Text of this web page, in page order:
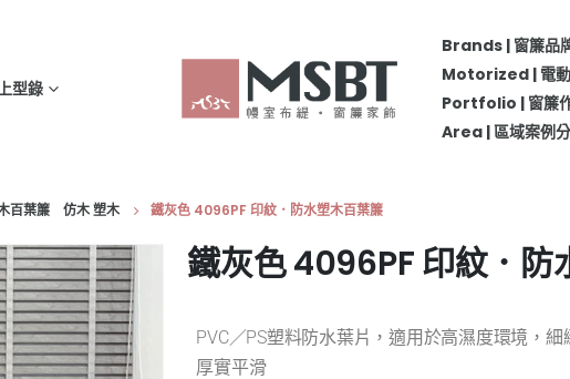
型錄
Brands | 窗簾品
Motorized | 電
Portfolio | 窗簾
Area | 區域案例
百葉簾 仿木 塑木 鐵灰色 4096PF 印紋．防水塑木百葉簾
鐵灰色 4096PF 印紋．防
PVC／PS塑料防水葉片，適用於高濕度環境，
厚實平滑